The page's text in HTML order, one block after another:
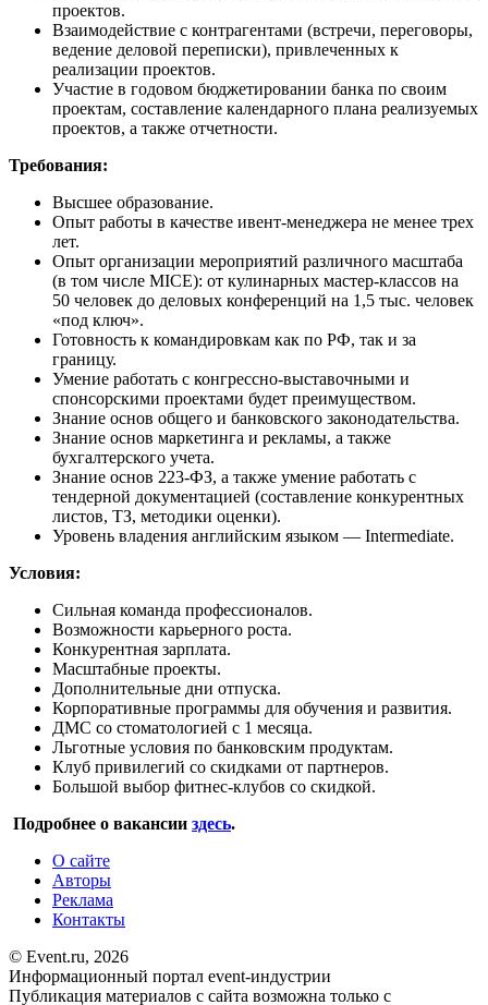
проектов.
Взаимодействие с контрагентами (встречи, переговоры,
ведение деловой переписки), привлеченных к
реализации проектов.
Участие в годовом бюджетировании банка по своим
проектам, составление календарного плана реализуемых
проектов, а также отчетности.
Требования:
Высшее образование.
Опыт работы в качестве ивент-менеджера не менее трех
лет.
Опыт организации мероприятий различного масштаба
(в том числе MICE): от кулинарных мастер-классов на
50 человек до деловых конференций на 1,5 тыс. человек
«под ключ».
Готовность к командировкам как по РФ, так и за
границу.
Умение работать с конгрессно-выставочными и
спонсорскими проектами будет преимуществом.
Знание основ общего и банковского законодательства.
Знание основ маркетинга и рекламы, а также
бухгалтерского учета.
Знание основ 223-ФЗ, а также умение работать с
тендерной документацией (составление конкурентных
листов, ТЗ, методики оценки).
Уровень владения английским языком — Intermediate.
Условия:
Сильная команда профессионалов.
Возможности карьерного роста.
Конкурентная зарплата.
Масштабные проекты.
Дополнительные дни отпуска.
Корпоративные программы для обучения и развития.
ДМС со стоматологией с 1 месяца.
Льготные условия по банковским продуктам.
Клуб привилегий со скидками от партнеров.
Большой выбор фитнес-клубов со скидкой.
Подробнее о вакансии здесь.
О сайте
Авторы
Реклама
Контакты
© Event.ru, 2026
Информационный портал event-индустрии
Публикация материалов с сайта возможна только с